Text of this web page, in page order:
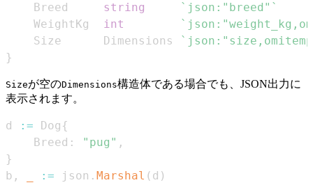
    Breed
string
`json:"breed"`
    WeightKg
int
    Size      Dimensions
}
Sizeが空のDimensions構造体である場合でも、JSON出力に
表示されます。
d := Dog {
    Breed
: "pug" ,
}
b , := json . Marshal ( d )